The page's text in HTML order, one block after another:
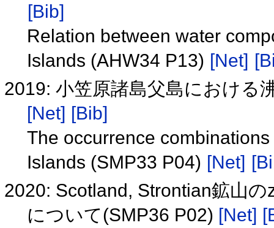
[Bib]
Relation between water
Islands (AHW34 P13) [Net]
2019: 小笠原諸島父島における
[Net] [Bib]
The occurrence
Islands (SMP33 P04) [Net]
2020: Scotland, Strontian鉱山
について(SMP36 P02) [Net]